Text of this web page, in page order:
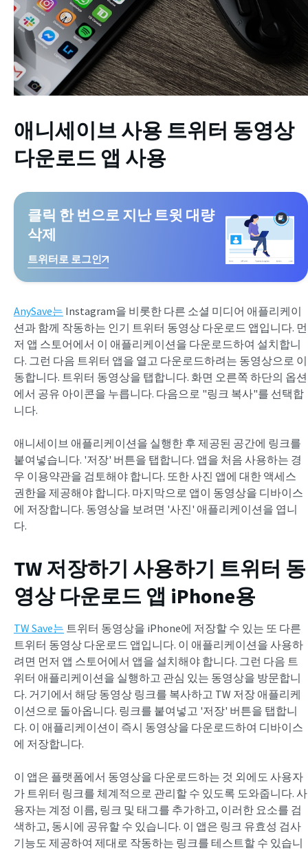
애니세이브 사용 트위터 동영상
다운로드 앱 사용
클릭 한 번으로 지난 트윗 대량
삭제
트위터로 로그인
AnySave는 Instagram을 비롯한 다른 소셜 미디어 애플리케이
션과 함께 작동하는 인기 트위터 동영상 다운로드 앱입니다. 먼
저 앱 스토어에서 이 애플리케이션을 다운로드하여 설치합니
다. 그런 다음 트위터 앱을 열고 다운로드하려는 동영상으로 이
동합니다. 트위터 동영상을 탭합니다. 화면 오른쪽 하단의 옵션
에서 공유 아이콘을 누릅니다. 다음으로 "링크 복사"를 선택합
니다.
애니세이브 애플리케이션을 실행한 후 제공된 공간에 링크를
붙여넣습니다. '저장' 버튼을 탭합니다. 앱을 처음 사용하는 경
우 이용약관을 검토해야 합니다. 또한 사진 앱에 대한 액세스
권한을 제공해야 합니다. 마지막으로 앱이 동영상을 디바이스
에 저장합니다. 동영상을 보려면 '사진' 애플리케이션을 엽니
다.
TW 저장하기 사용하기 트위터 동
영상 다운로드 앱 iPhone용
TW Save는 트위터 동영상을 iPhone에 저장할 수 있는 또 다른
트위터 동영상 다운로드 앱입니다. 이 애플리케이션을 사용하
려면 먼저 앱 스토어에서 앱을 설치해야 합니다. 그런 다음 트
위터 애플리케이션을 실행하고 관심 있는 동영상을 방문합니
다. 거기에서 해당 동영상 링크를 복사하고 TW 저장 애플리케
이션으로 돌아옵니다. 링크를 붙여넣고 '저장' 버튼을 탭합니
다. 이 애플리케이션이 즉시 동영상을 다운로드하여 디바이스
에 저장합니다.
이 앱은 플랫폼에서 동영상을 다운로드하는 것 외에도 사용자
가 트위터 링크를 체계적으로 관리할 수 있도록 도와줍니다. 사
용자는 계정 이름, 링크 및 태그를 추가하고, 이러한 요소를 검
색하고, 동시에 공유할 수 있습니다. 이 앱은 링크 유효성 검사
기능도 제공하여 제대로 작동하는 링크를 테스트할 수 있습니